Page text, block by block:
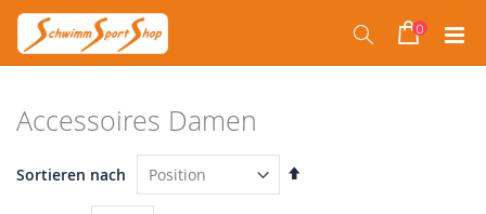
Suche0
Direkt
zum
Inhalt
Accessoires Damen
Sortieren nach
In